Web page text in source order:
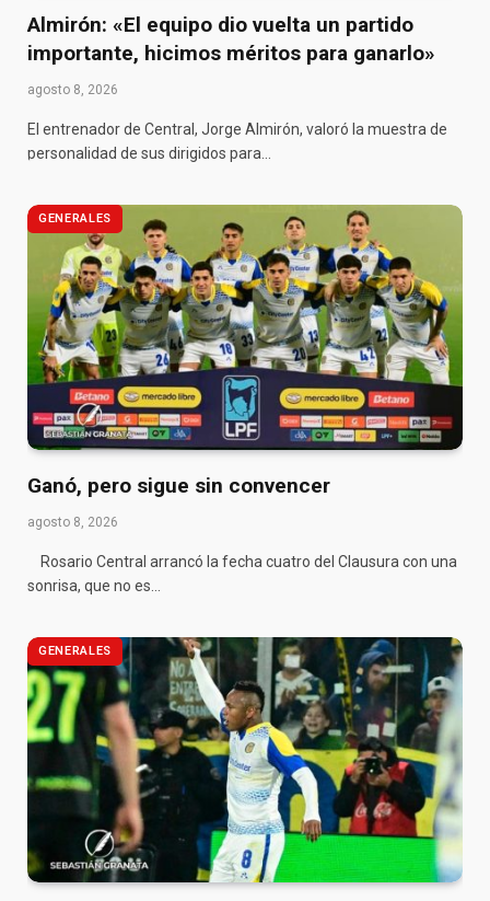
Almirón: «El equipo dio vuelta un partido
importante, hicimos méritos para ganarlo»
agosto 8, 2026
El entrenador de Central, Jorge Almirón, valoró la muestra de
personalidad de sus dirigidos para…
GENERALES
Ganó, pero sigue sin convencer
agosto 8, 2026
Rosario Central arrancó la fecha cuatro del Clausura con una
sonrisa, que no es…
GENERALES